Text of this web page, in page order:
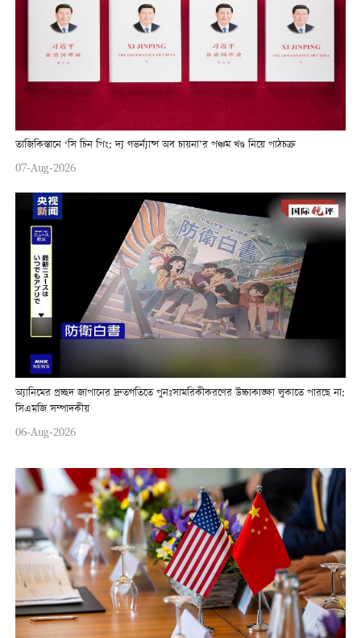
তাজিকিস্তানে ‘সি চিন পিং: দ্য গভর্ন্যান্স অব চায়না’র পঞ্চম খণ্ড নিয়ে পাঠচক্র
07-Aug-2026
অ্যানিমের প্রচ্ছদ জাপানের দ্রুতগতিতে পুনঃসামরিকীকরণের উচ্চাকাঙ্ক্ষা লুকাতে পারছে না:
সিএমজি সম্পাদকীয়
06-Aug-2026